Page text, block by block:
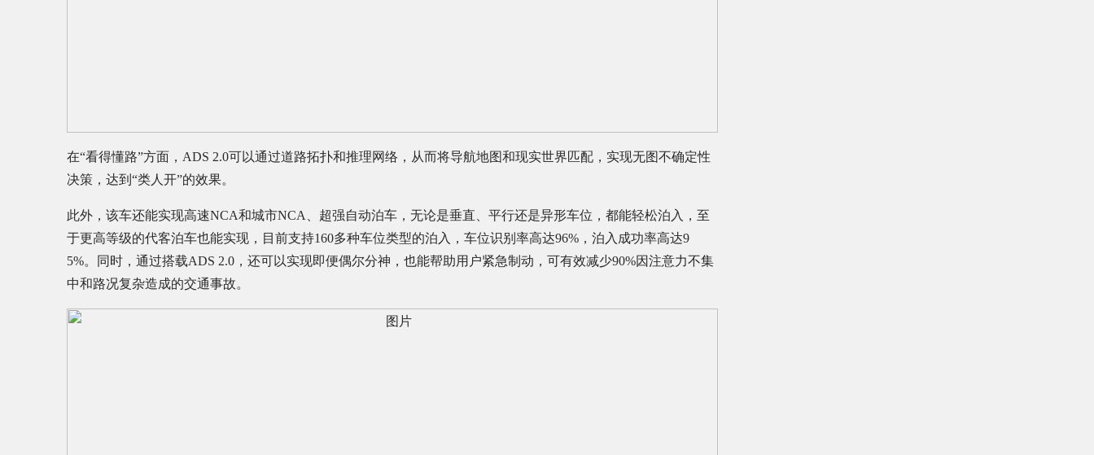
在“看得懂路”方面，ADS 2.0可以通过道路拓扑和推理网络，从而将导航地图和现实世界匹配，实现无图不确定性
决策，达到“类人开”的效果。
此外，该车还能实现高速NCA和城市NCA、超强自动泊车，无论是垂直、平行还是异形车位，都能轻松泊入，至
于更高等级的代客泊车也能实现，目前支持160多种车位类型的泊入，车位识别率高达96%，泊入成功率高达9
5%。同时，通过搭载ADS 2.0，还可以实现即便偶尔分神，也能帮助用户紧急制动，可有效减少90%因注意力不集
中和路况复杂造成的交通事故。